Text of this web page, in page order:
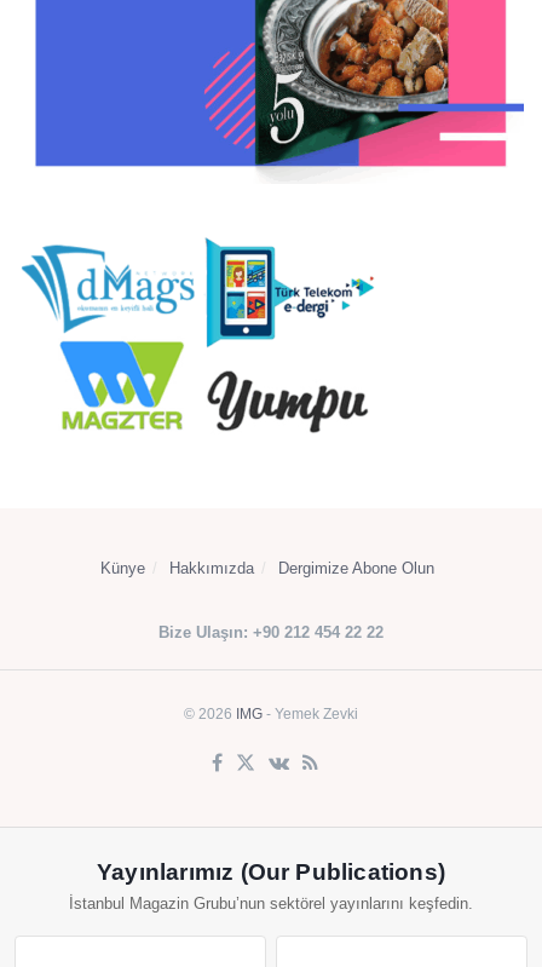
Künye Hakkımızda Dergimize Abone Olun
Bize Ulaşın: +90 212 454 22 22
© 2026 IMG - Yemek Zevki
Yayınlarımız (Our Publications)
İstanbul Magazin Grubu’nun sektörel yayınlarını keşfedin.